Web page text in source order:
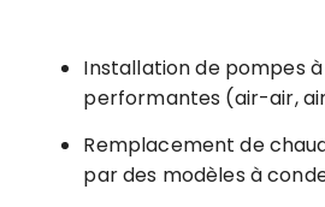
Installation de pompes
performantes (air-air,
Remplacement de
par des modèles à